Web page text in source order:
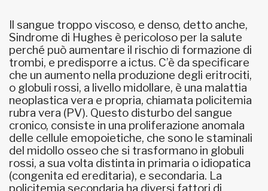
Imbonati, 89 20159 Milano (Italia)
Informativa sulla privacy
Il sangue troppo viscoso, e denso, detto anche,
Sindrome di Hughes è pericoloso per la salute
perché può aumentare il rischio di formazione di
trombi, e predisporre a ictus. C’è da specificare
che un aumento nella produzione degli eritrociti,
o globuli rossi, a livello midollare, è una malattia
neoplastica vera e propria, chiamata policitemia
rubra vera (PV). Questo disturbo del sangue
cronico, consiste in una proliferazione anomala
delle cellule emopoietiche, che sono le staminali
del midollo osseo che si trasformano in globuli
rossi, a sua volta distinta in primaria o idiopatica
(congenita ed ereditaria), e secondaria. La